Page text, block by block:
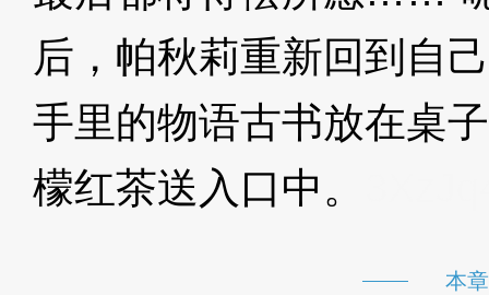
后，帕秋莉重新回到自
手里的物语古书放在桌
檬红茶送入口中。
本